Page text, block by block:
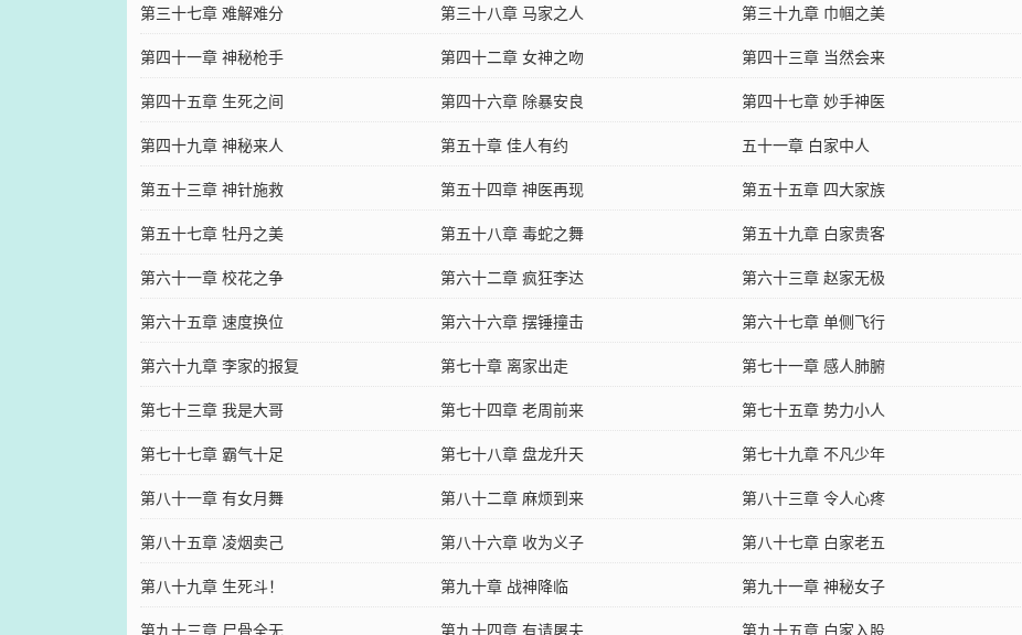
第三十七章 难解难分
第三十八章 马家之人 第三十九章 巾帼之美
第四十一章 神秘枪手
第四十二章 女神之吻 第四十三章 当然会来
第四十五章 生死之间
第四十六章 除暴安良 第四十七章 妙手神医
第四十九章 神秘来人
第五十章 佳人有约 五十一章 白家中人
第五十三章 神针施救
第五十四章 神医再现 第五十五章 四大家族
第五十七章 牡丹之美
第五十八章 毒蛇之舞 第五十九章 白家贵客
第六十一章 校花之争
第六十二章 疯狂李达 第六十三章 赵家无极
第六十五章 速度换位
第六十六章 摆锤撞击 第六十七章 单侧飞行
第六十九章 李家的报复
第七十章 离家出走 第七十一章 感人肺腑
第七十三章 我是大哥
第七十四章 老周前来 第七十五章 势力小人
第七十七章 霸气十足
第七十八章 盘龙升天 第七十九章 不凡少年
第八十一章 有女月舞
第八十二章 麻烦到来 第八十三章 令人心疼
第八十五章 凌烟卖己
第八十六章 收为义子 第八十七章 白家老五
第八十九章 生死斗！
第九十章 战神降临 第九十一章 神秘女子
第九十三章 尸骨全无
第九十四章 有请屠夫 第九十五章 白家入股